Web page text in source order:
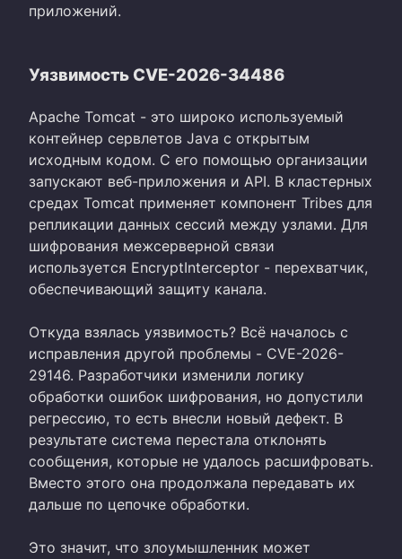
приложений.
Уязвимость CVE-2026-34486
Apache Tomcat - это широко используемый
контейнер сервлетов Java с открытым
исходным кодом. С его помощью организации
запускают веб-приложения и API. В кластерных
средах Tomcat применяет компонент Tribes для
репликации данных сессий между узлами. Для
шифрования межсерверной связи
используется EncryptInterceptor - перехватчик,
обеспечивающий защиту канала.
Откуда взялась уязвимость? Всё началось с
исправления другой проблемы - CVE-2026-
29146. Разработчики изменили логику
обработки ошибок шифрования, но допустили
регрессию, то есть внесли новый дефект. В
результате система перестала отклонять
сообщения, которые не удалось расшифровать.
Вместо этого она продолжала передавать их
дальше по цепочке обработки.
Это значит, что злоумышленник может